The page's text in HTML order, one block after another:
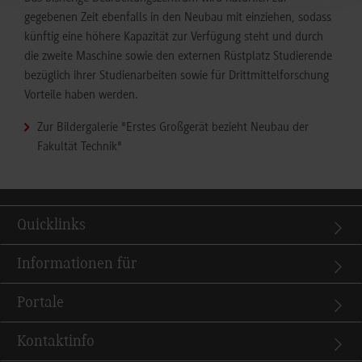
gegebenen Zeit ebenfalls in den Neubau mit einziehen, sodass
künftig eine höhere Kapazität zur Verfügung steht und durch
die zweite Maschine sowie den externen Rüstplatz Studierende
bezüglich ihrer Studienarbeiten sowie für Drittmittelforschung
Vorteile haben werden.
Zur Bildergalerie "Erstes Großgerät bezieht Neubau der
Fakultät Technik"
Quicklinks
Informationen für
Portale
Kontaktinfo